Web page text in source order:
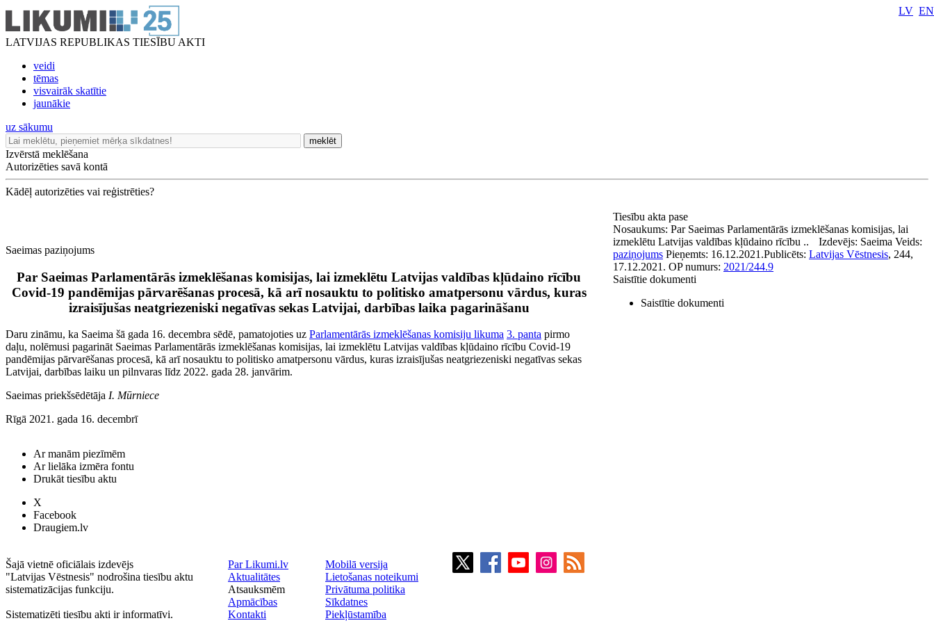
LATVIJAS REPUBLIKAS TIESĪBU AKTI
veidi
tēmas
visvairāk skatītie
jaunākie
LV EN
uz sākumu
meklēt
Izvērstā meklēšana
Autorizēties savā kontā
Kādēļ autorizēties vai reģistrēties?
Saeimas paziņojums
Par Saeimas Parlamentārās izmeklēšanas komisijas, lai izmeklētu Latvijas valdības kļūdaino rīcību
Covid-19 pandēmijas pārvarēšanas procesā, kā arī nosauktu to politisko amatpersonu vārdus, kuras
izraisījušas neatgriezeniski negatīvas sekas Latvijai, darbības laika pagarināšanu
Daru zināmu, ka Saeima šā gada 16. decembra sēdē, pamatojoties uz Parlamentārās izmeklēšanas komisiju likuma 3. panta pirmo
daļu, nolēmusi pagarināt Saeimas Parlamentārās izmeklēšanas komisijas, lai izmeklētu Latvijas valdības kļūdaino rīcību Covid-19
pandēmijas pārvarēšanas procesā, kā arī nosauktu to politisko amatpersonu vārdus, kuras izraisījušas neatgriezeniski negatīvas sekas
Latvijai, darbības laiku un pilnvaras līdz 2022. gada 28. janvārim.
Saeimas priekšsēdētāja I. Mūrniece
Rīgā 2021. gada 16. decembrī
Tiesību akta pase
Nosaukums: Par Saeimas Parlamentārās izmeklēšanas komisijas, lai
izmeklētu Latvijas valdības kļūdaino rīcību ..
Izdevējs: Saeima Veids:
paziņojums Pieņemts: 16.12.2021.Publicēts: Latvijas Vēstnesis, 244,
17.12.2021. OP numurs: 2021/244.9
Saistītie dokumenti
Saistītie dokumenti
Ar manām piezīmēm
Ar lielāka izmēra fontu
Drukāt tiesību aktu
X
Facebook
Draugiem.lv
Šajā vietnē oficiālais izdevējs
"Latvijas Vēstnesis" nodrošina tiesību aktu
sistematizācijas funkciju.
Sistematizēti tiesību akti ir informatīvi.
Par Likumi.lv
Aktualitātes
Atsauksmēm
Apmācības
Kontakti
Mobilā versija
Lietošanas noteikumi
Privātuma politika
Sīkdatnes
Piekļūstamība